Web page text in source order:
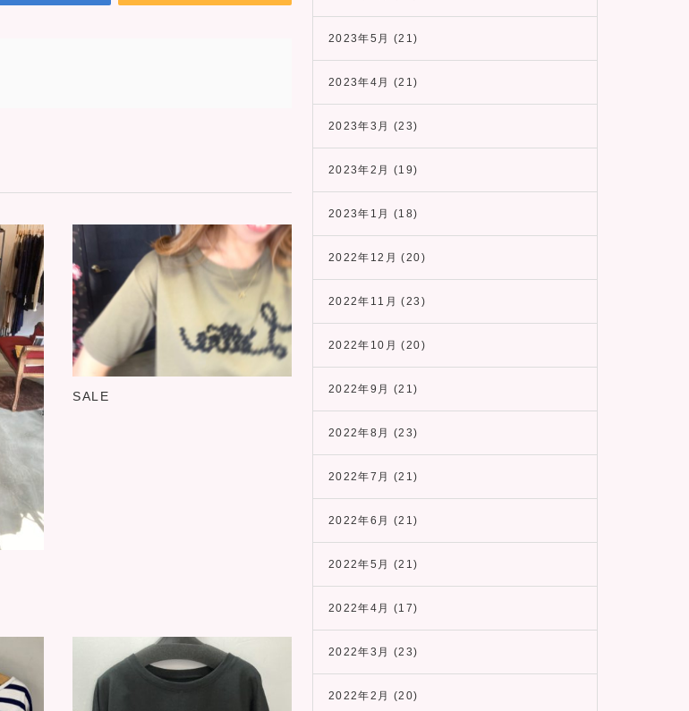
SALE
2023年5月 (21)
2023年4月 (21)
2023年3月 (23)
2023年2月 (19)
2023年1月 (18)
2022年12月 (20)
2022年11月 (23)
2022年10月 (20)
2022年9月 (21)
2022年8月 (23)
2022年7月 (21)
2022年6月 (21)
2022年5月 (21)
2022年4月 (17)
2022年3月 (23)
2022年2月 (20)